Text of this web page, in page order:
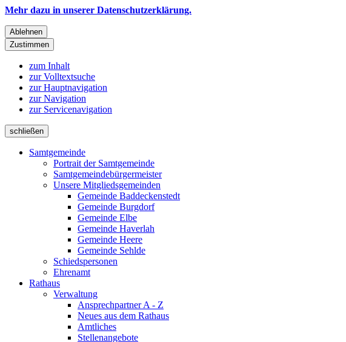
Mehr dazu in unserer Datenschutzerklärung.
Ablehnen
Zustimmen
zum Inhalt
zur Volltextsuche
zur Hauptnavigation
zur Navigation
zur Servicenavigation
schließen
Samtgemeinde
Portrait der Samtgemeinde
Samtgemeindebürgermeister
Unsere Mitgliedsgemeinden
Gemeinde Baddeckenstedt
Gemeinde Burgdorf
Gemeinde Elbe
Gemeinde Haverlah
Gemeinde Heere
Gemeinde Sehlde
Schiedspersonen
Ehrenamt
Rathaus
Verwaltung
Ansprechpartner A - Z
Neues aus dem Rathaus
Amtliches
Stellenangebote